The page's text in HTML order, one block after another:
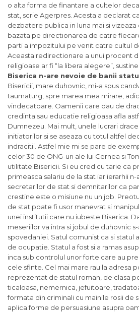
o alta forma de finantare a cultelor
stat, scrie Agerpres. Acesta a declarat
dezbatere publica in luna mai si
bazata pe directionarea de catre
parti a impozitului pe venit catre cultul
Aceasta redirectionare a unui procent
religioase ar fi “la libera alegere”,
Biserica n-are nevoie de banii
Bisericii, mare duhovnic, mi-a spus
taumaturg, spre marea mea mirare,
vindecatoare. Oamenii care dau de
credinta sau educatie religioasa afla
Dumnezeu. Mai mult, unele lucrari
initiatorilor si se aseaza cu totul altfel
indracitii. Astfel mie mi se pare de
celor 30 de ONG-uri ale lui Cernea si
utilitate Bisericii. Si eu cred cu tarie ca
primeasca salariu de la stat iar ierarhii
secretarilor de stat si demnitarilor ca
crestine este o misiune nu un job.
de stat poate fi usor manevrat si
unei institutii care nu iubeste Biserica.
meseriilor va intra si jobul de duhovnic
spovedaniei. Satul comunist ca si statul
de ocupatie. Statul a fost si a ramas
inca sub controlul unor forte care au
cele sfinte. Cel mai mare rau la adresa
reprezentat de statul roman, de clasa
ticaloasa, nemernica, jefuitoare,
formata din criminali cu mainile rosii de
aplica forme de persuasiune asupra